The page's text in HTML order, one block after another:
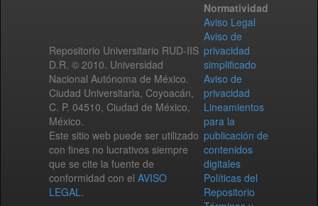
Repositorio Universitario RUD-IIS
D.R. © 2010. Universidad
Nacional Autónoma de México.
Ciudad Universitaria, Coyoacán,
C. P. 04510, Ciudad de México,
México.
Este sitio web puede ser utilizado
con fines no lucrativos siempre
que se cite la fuente de
conformidad con el AVISO
LEGAL.
Normatividad
Aviso Legal
Aviso de
privacidad
simplificado
Aviso de
privacidad
Lineamientos
para la
publicación de
contenidos
digitales
Políticas del
Repositorio